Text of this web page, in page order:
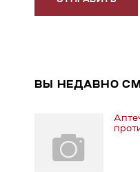
ВЫ НЕДАВНО